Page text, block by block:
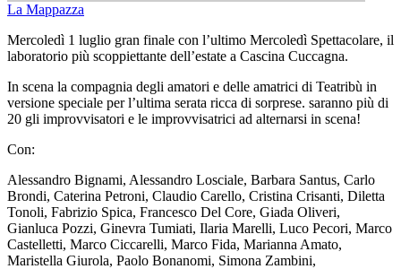
La Mappazza
Mercoledì 1 luglio gran finale con l’ultimo Mercoledì Spettacolare, il
laboratorio più scoppiettante dell’estate a Cascina Cuccagna.
In scena la compagnia degli amatori e delle amatrici di Teatribù in
versione speciale per l’ultima serata ricca di sorprese. saranno più di
20 gli improvvisatori e le improvvisatrici ad alternarsi in scena!
Con:
Alessandro Bignami, Alessandro Losciale, Barbara Santus, Carlo
Brondi, Caterina Petroni, Claudio Carello, Cristina Crisanti, Diletta
Tonoli, Fabrizio Spica, Francesco Del Core, Giada Oliveri,
Gianluca Pozzi, Ginevra Tumiati, Ilaria Marelli, Luco Pecori, Marco
Castelletti, Marco Ciccarelli, Marco Fida, Marianna Amato,
Maristella Giurola, Paolo Bonanomi, Simona Zambini,